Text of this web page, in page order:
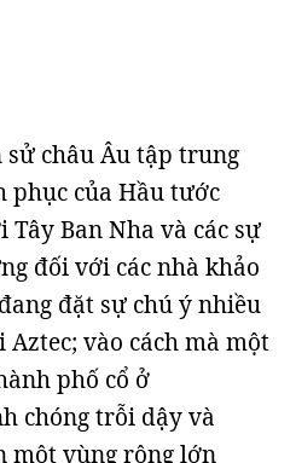
châu Âu tập trung
phục của Hầu tước
Ban Nha và các sự
đối với các nhà khảo
đặt sự chú ý nhiều
vào cách mà một
phố cổ ở
chóng trỗi dậy và
một vùng rộng lớn